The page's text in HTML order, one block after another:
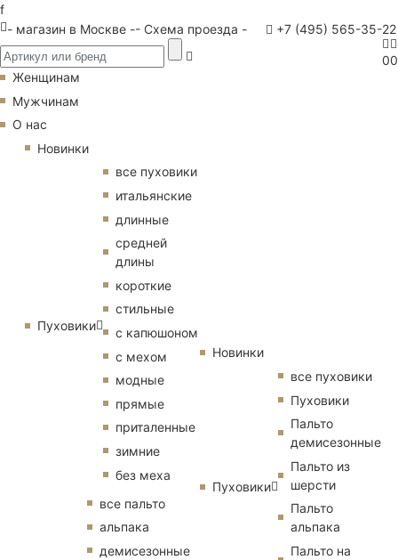
f
- магазин в Москве -- Схема проезда - +7 (495) 565-35-22
00
Женщинам
Мужчинам
О нас
Новинки
Пуховики
все пуховики
итальянские
длинные
средней
длины
короткие
стильные
с капюшоном
с мехом
модные
прямые
приталенные
зимние
без меха
все пальто
альпака
демисезонные
Новинки
Пуховики
все пуховики
Пуховики
Пальто
демисезонные
Пальто из
шерсти
Пальто
альпака
Пальто на